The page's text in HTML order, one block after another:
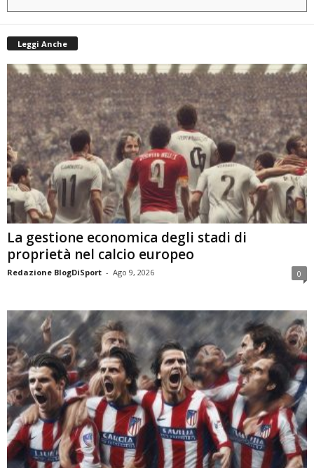
Leggi Anche
La gestione economica degli stadi di
proprietà nel calcio europeo
Redazione BlogDiSport - Ago 9, 2026 0